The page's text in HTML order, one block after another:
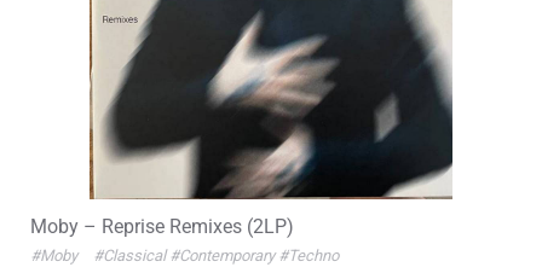
Moby – Reprise Remixes (2LP)
#Moby #Classical #Contemporary #Techno